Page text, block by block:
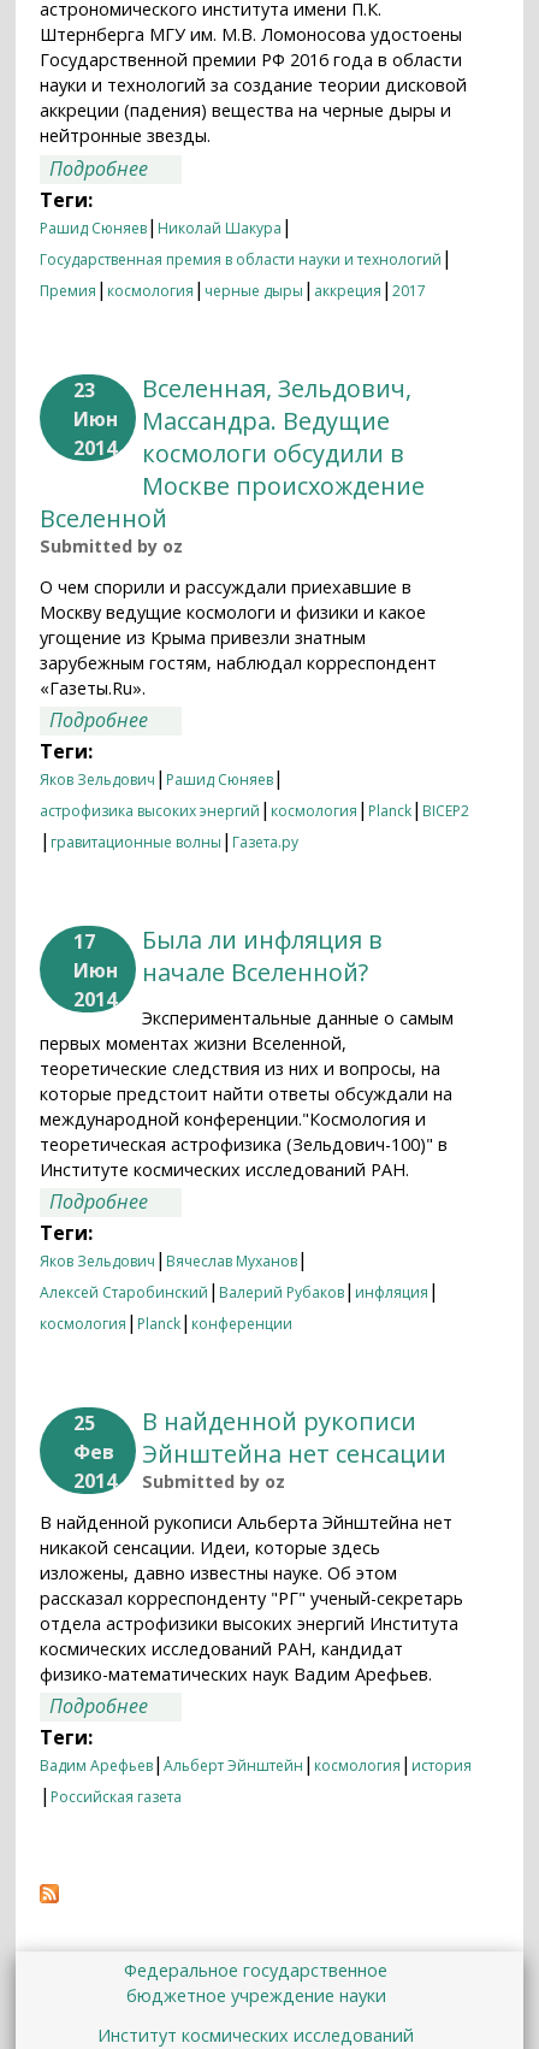
астрономического института имени П.К.
Штернберга МГУ им. М.В. Ломоносова удостоены
Государственной премии РФ 2016 года в области
науки и технологий за создание теории дисковой
аккреции (падения) вещества на черные дыры и
нейтронные звезды.
Подробнее
технологий 2016 года вручена
академику Рашиду Сюняеву и профессору
Николаю Шакуре
Теги:
Рашид Сюняев| Николай Шакура |
Государственная премия в области науки и технологий |
Премия | космология | черные дыры | аккреция |2017
23
Июн
2014
Вселенная, Зельдович,
Массандра. Ведущие
космологи обсудили в
Москве происхождение
Вселенной
Submitted by oz
О чем спорили и рассуждали приехавшие в
Москву ведущие космологи и физики и какое
угощение из Крыма привезли знатным
зарубежным гостям, наблюдал корреспондент
«Газеты.Ru».
Подробнее
происхождение Вселенной
Теги:
Яков Зельдович | Рашид Сюняев|
астрофизика высоких энергий | космология | Planck| BICEP2
| гравитационные волны | Газета.ру
17
Июн
2014
Была ли инфляция в
начале Вселенной?
Экспериментальные данные о самым
первых моментах жизни Вселенной,
теоретические следствия из них и вопросы, на
которые предстоит найти ответы обсуждали на
международной конференции."Космология и
теоретическая астрофизика (Зельдович-100)" в
Институте космических исследований РАН.
Подробнее
Теги:
Яков Зельдович | Вячеслав Муханов|
Алексей Старобинский | Валерий Рубаков| инфляция |
космология | Planck| конференции
25
Фев
2014
В найденной рукописи
Эйнштейна нет сенсации
Submitted by oz
В найденной рукописи Альберта Эйнштейна нет
никакой сенсации. Идеи, которые здесь
изложены, давно известны науке. Об этом
рассказал корреспонденту "РГ" ученый-секретарь
отдела астрофизики высоких энергий Института
космических исследований РАН, кандидат
физико-математических наук Вадим Арефьев.
Подробнее
Теги:
Вадим Арефьев|Альберт Эйнштейн | космология | история
| Российская газета
Федеральное государственное
бюджетное учреждение науки
Институт космических исследований